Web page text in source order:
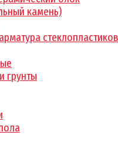
камень)
грунты